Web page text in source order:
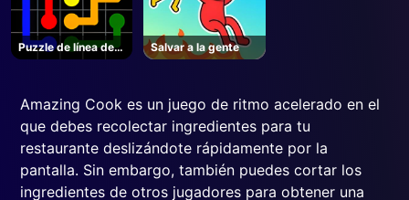
Puzzle de línea de
enlace
Salvar a la gente
Amazing Cook es un juego de ritmo acelerado en el
que debes recolectar ingredientes para tu
restaurante deslizándote rápidamente por la
pantalla. Sin embargo, también puedes cortar los
ingredientes de otros jugadores para obtener una